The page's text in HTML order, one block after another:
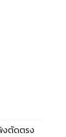
งตัดตรง